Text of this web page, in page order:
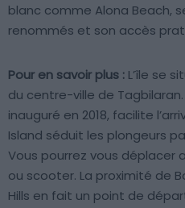
blanc comme Alona Beach,
renommés et son accès
Pour en savoir plus : L’île se
du centre-ville de
inauguré en 2018, facilite
Island séduit les plongeurs
Vous pourrez vous déplacer
ou scooter. La proximité de
Hills en fait un point de